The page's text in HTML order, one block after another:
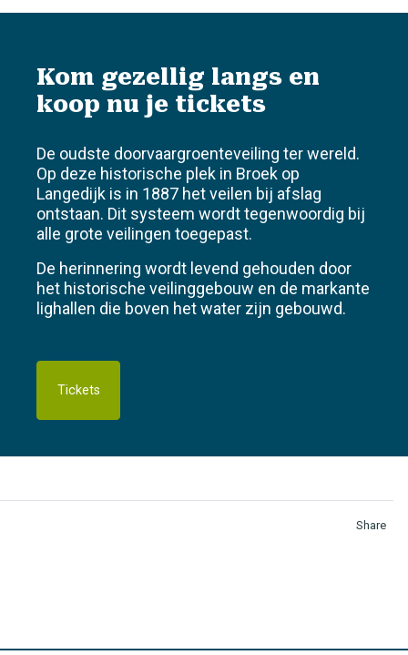
Kom gezellig langs en
koop nu je tickets
De oudste doorvaargroenteveiling ter wereld.
Op deze historische plek in Broek op
Langedijk is in 1887 het veilen bij afslag
ontstaan. Dit systeem wordt tegenwoordig bij
alle grote veilingen toegepast.
De herinnering wordt levend gehouden door
het historische veilinggebouw en de markante
lighallen die boven het water zijn gebouwd.
Tickets
Share